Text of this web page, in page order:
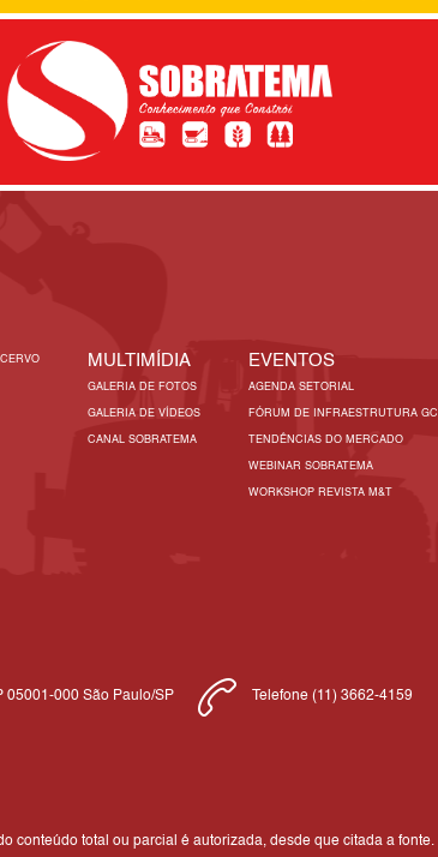
MULTIMÍDIA
GALERIA DE FOTOS
GALERIA DE VÍDEOS
CANAL SOBRATEMA
EVENTOS
AGENDA SETORIAL
FÓRUM DE INFRAESTRUTURA GC
TENDÊNCIAS DO MERCADO
WEBINAR SOBRATEMA
WORKSHOP REVISTA M&T
05001-000 São Paulo/SP Telefone (11) 3662-4159
conteúdo total ou parcial é autorizada, desde que citada a fonte.